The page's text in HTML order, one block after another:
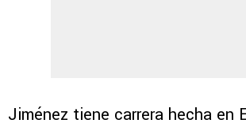
Jiménez tiene carrera hecha en